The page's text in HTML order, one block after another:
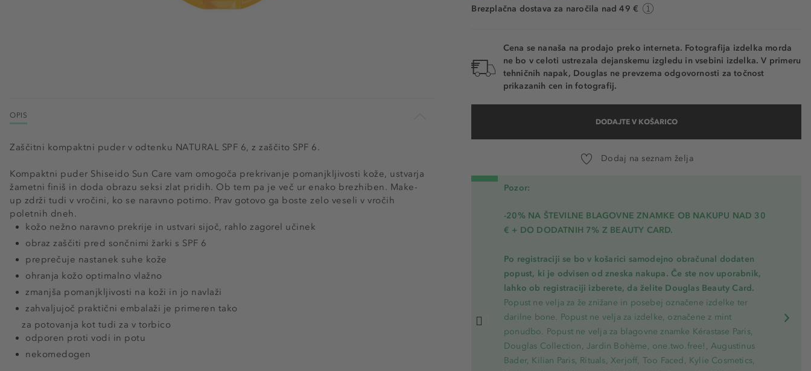
Brezplačna dostava za naročila nad 49 €
Cena se nanaša na prodajo preko interneta. Fotografija izdelka morda
ne bo v celoti ustrezala dejanskemu izgledu in vsebini izdelka. V primeru
tehničnih napak, Douglas ne prevzema odgovornosti za točnost
prikazanih cen in fotografij.
DODAJTE V KOŠARICO
Dodaj na seznam želja
Pozor:
-20% NA ŠTEVILNE BLAGOVNE ZNAMKE OB NAKUPU NAD 30
€ + DO DODATNIH 7% Z BEAUTY CARD.
Po registraciji se bo v košarici samodejno obračunal dodaten
popust, ki je odvisen od zneska nakupa. Če ste nov uporabnik,
lahko ob registraciji izberete, da želite Douglas Beauty Card.
Popust ne velja za že znižane in posebej označene izdelke ter
darilne bone. Popust ne velja za izdelke, označene z mint
ponudbo. Popust ne velja za blagovne znamke Kérastase Paris,
Douglas Collection, Jardin Bohème, one.two.free!, Augustinus
Bader, Kilian Paris, Rituals, Xerjoff, Too Faced, Kylie Cosmetics,
OPIS
Zaščitni kompaktni puder v odtenku NATURAL SPF 6, z zaščito SPF 6.
Kompaktni puder Shiseido Sun Care vam omogoča prekrivanje pomanjkljivosti kože, ustvarja
žametni finiš in doda obrazu seksi zlat pridih. Ob tem pa je več ur enako brezhiben. Make-
up zdrži tudi v vročini, ko se naravno potimo. Prav gotovo ga boste zelo veseli v vročih
poletnih dneh.
kožo nežno naravno prekrije in ustvari sijoč, rahlo zagorel učinek
obraz zaščiti pred sončnimi žarki s SPF 6
preprečuje nastanek suhe kože
ohranja kožo optimalno vlažno
zmanjša pomanjkljivosti na koži in jo navlaži
zahvaljujoč praktični embalaži je primeren tako
za potovanja kot tudi za v torbico
odporen proti vodi in potu
nekomedogen